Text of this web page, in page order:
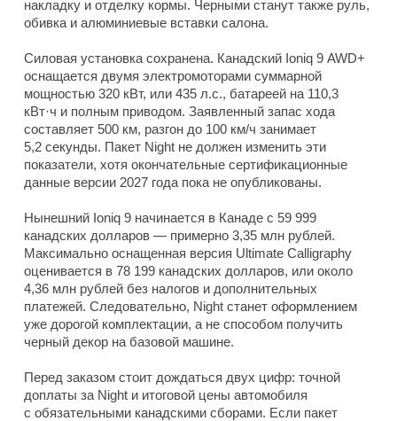
накладку и отделку кормы. Черными станут также руль,
обивка и алюминиевые вставки салона.
Силовая установка сохранена. Канадский Ioniq 9 AWD+
оснащается двумя электромоторами суммарной
мощностью 320 кВт, или 435 л.с., батареей на 110,3
кВт·ч и полным приводом. Заявленный запас хода
составляет 500 км, разгон до 100 км/ч занимает
5,2 секунды. Пакет Night не должен изменить эти
показатели, хотя окончательные сертификационные
данные версии 2027 года пока не опубликованы.
Нынешний Ioniq 9 начинается в Канаде с 59 999
канадских долларов — примерно 3,35 млн рублей.
Максимально оснащенная версия Ultimate Calligraphy
оценивается в 78 199 канадских долларов, или около
4,36 млн рублей без налогов и дополнительных
платежей. Следовательно, Night станет оформлением
уже дорогой комплектации, а не способом получить
черный декор на базовой машине.
Перед заказом стоит дождаться двух цифр: точной
доплаты за Night и итоговой цены автомобиля
с обязательными канадскими сборами. Если пакет